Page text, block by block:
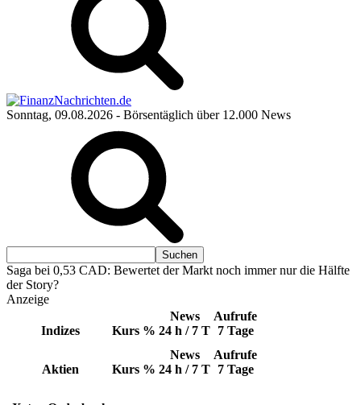
Sonntag, 09.08.2026 - Börsentäglich über 12.000 News
Saga bei 0,53 CAD: Bewertet der Markt noch immer nur die Hälfte
der Story?
Anzeige
Indizes Kurs %
News
24 h / 7 T
Aufrufe
7 Tage
Aktien Kurs %
News
24 h / 7 T
Aufrufe
7 Tage